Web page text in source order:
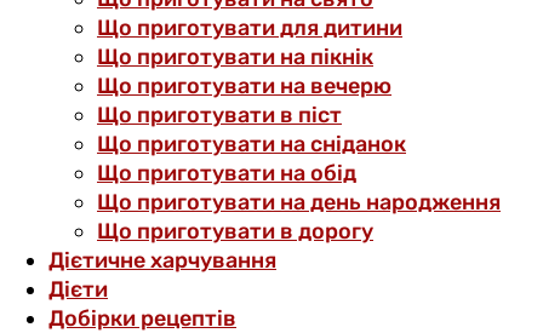
Що приготувати для дитини
Що приготувати на пікнік
Що приготувати на вечерю
Що приготувати в піст
Що приготувати на сніданок
Що приготувати на обід
Що приготувати на день народження
Що приготувати в дорогу
Дієтичне харчування
Дієти
Добірки рецептів